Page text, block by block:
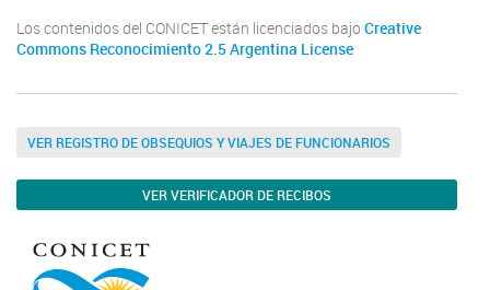
Los contenidos del CONICET están licenciados bajo Creative
Commons Reconocimiento 2.5 Argentina License
VER REGISTRO DE OBSEQUIOS Y VIAJES DE FUNCIONARIOS
VER VERIFICADOR DE RECIBOS